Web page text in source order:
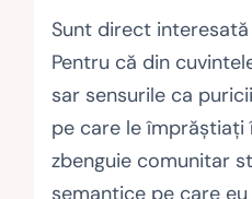
Sunt direct
Pentru că din
sar sensurile ca
pe care le împrăştiaţi
zbenguie comunitar
seman­tice pe care